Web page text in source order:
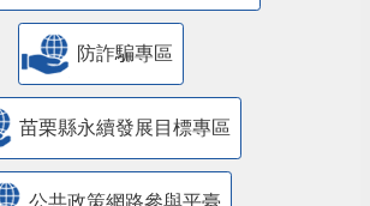
防詐騙專區
苗栗縣永續發展目標專區